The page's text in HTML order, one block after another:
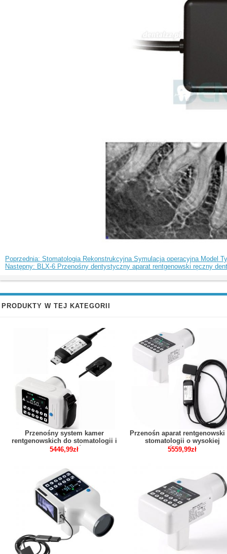
Poprzednia: Stomatologia Rekonstrukcyjna Symulacja operacyjna Model
Następny: BLX-6 Przenośny dentystyczny aparat rentgenowski ręczny
PRODUKTY W TEJ KATEGORII
Przenośny system kamer
rentgenowskich do stomatologii i
zestaw czujników rtg
5446,99zł
Przenośn aparat rentgenowski
stomatologii o wysokiej
częstotliwości i cyfrowy
5559,99zł